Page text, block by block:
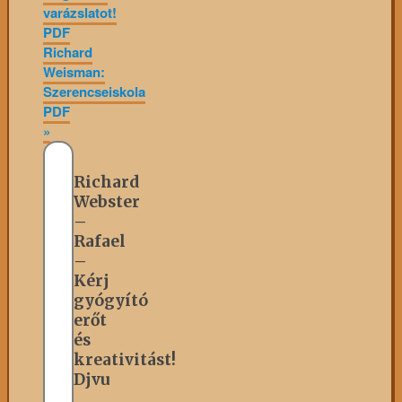
varázslatot!
PDF
Richard
Weisman:
Szerencseiskola
PDF
»
Richard
Webster
–
Rafael
–
Kérj
gyógyító
erőt
és
kreativitást!
Djvu